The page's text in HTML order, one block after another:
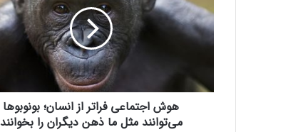
ا
ج
ت
ع
هوش اجتماعی فراتر از انسان؛ بونوبوها
می‌توانند مثل ما ذهن دیگران را بخوانند